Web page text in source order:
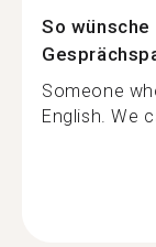
So
Someone
English. We